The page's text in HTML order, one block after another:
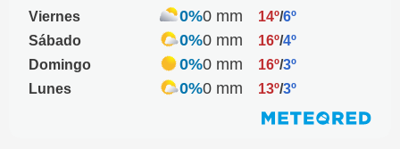
Viernes 0%0 mm 14º/6º
Sábado
0%0 mm 16º/4º
Domingo
0%0 mm 16º/3º
Lunes
0%0 mm 13º/3º